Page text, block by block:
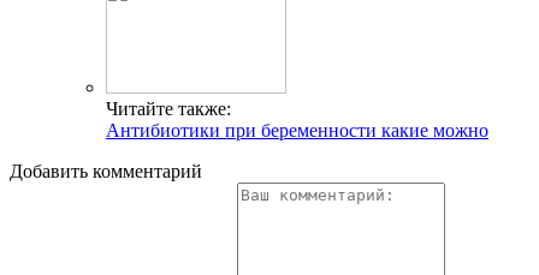
Читайте также:
Антибиотики при беременности какие можно
Добавить комментарий